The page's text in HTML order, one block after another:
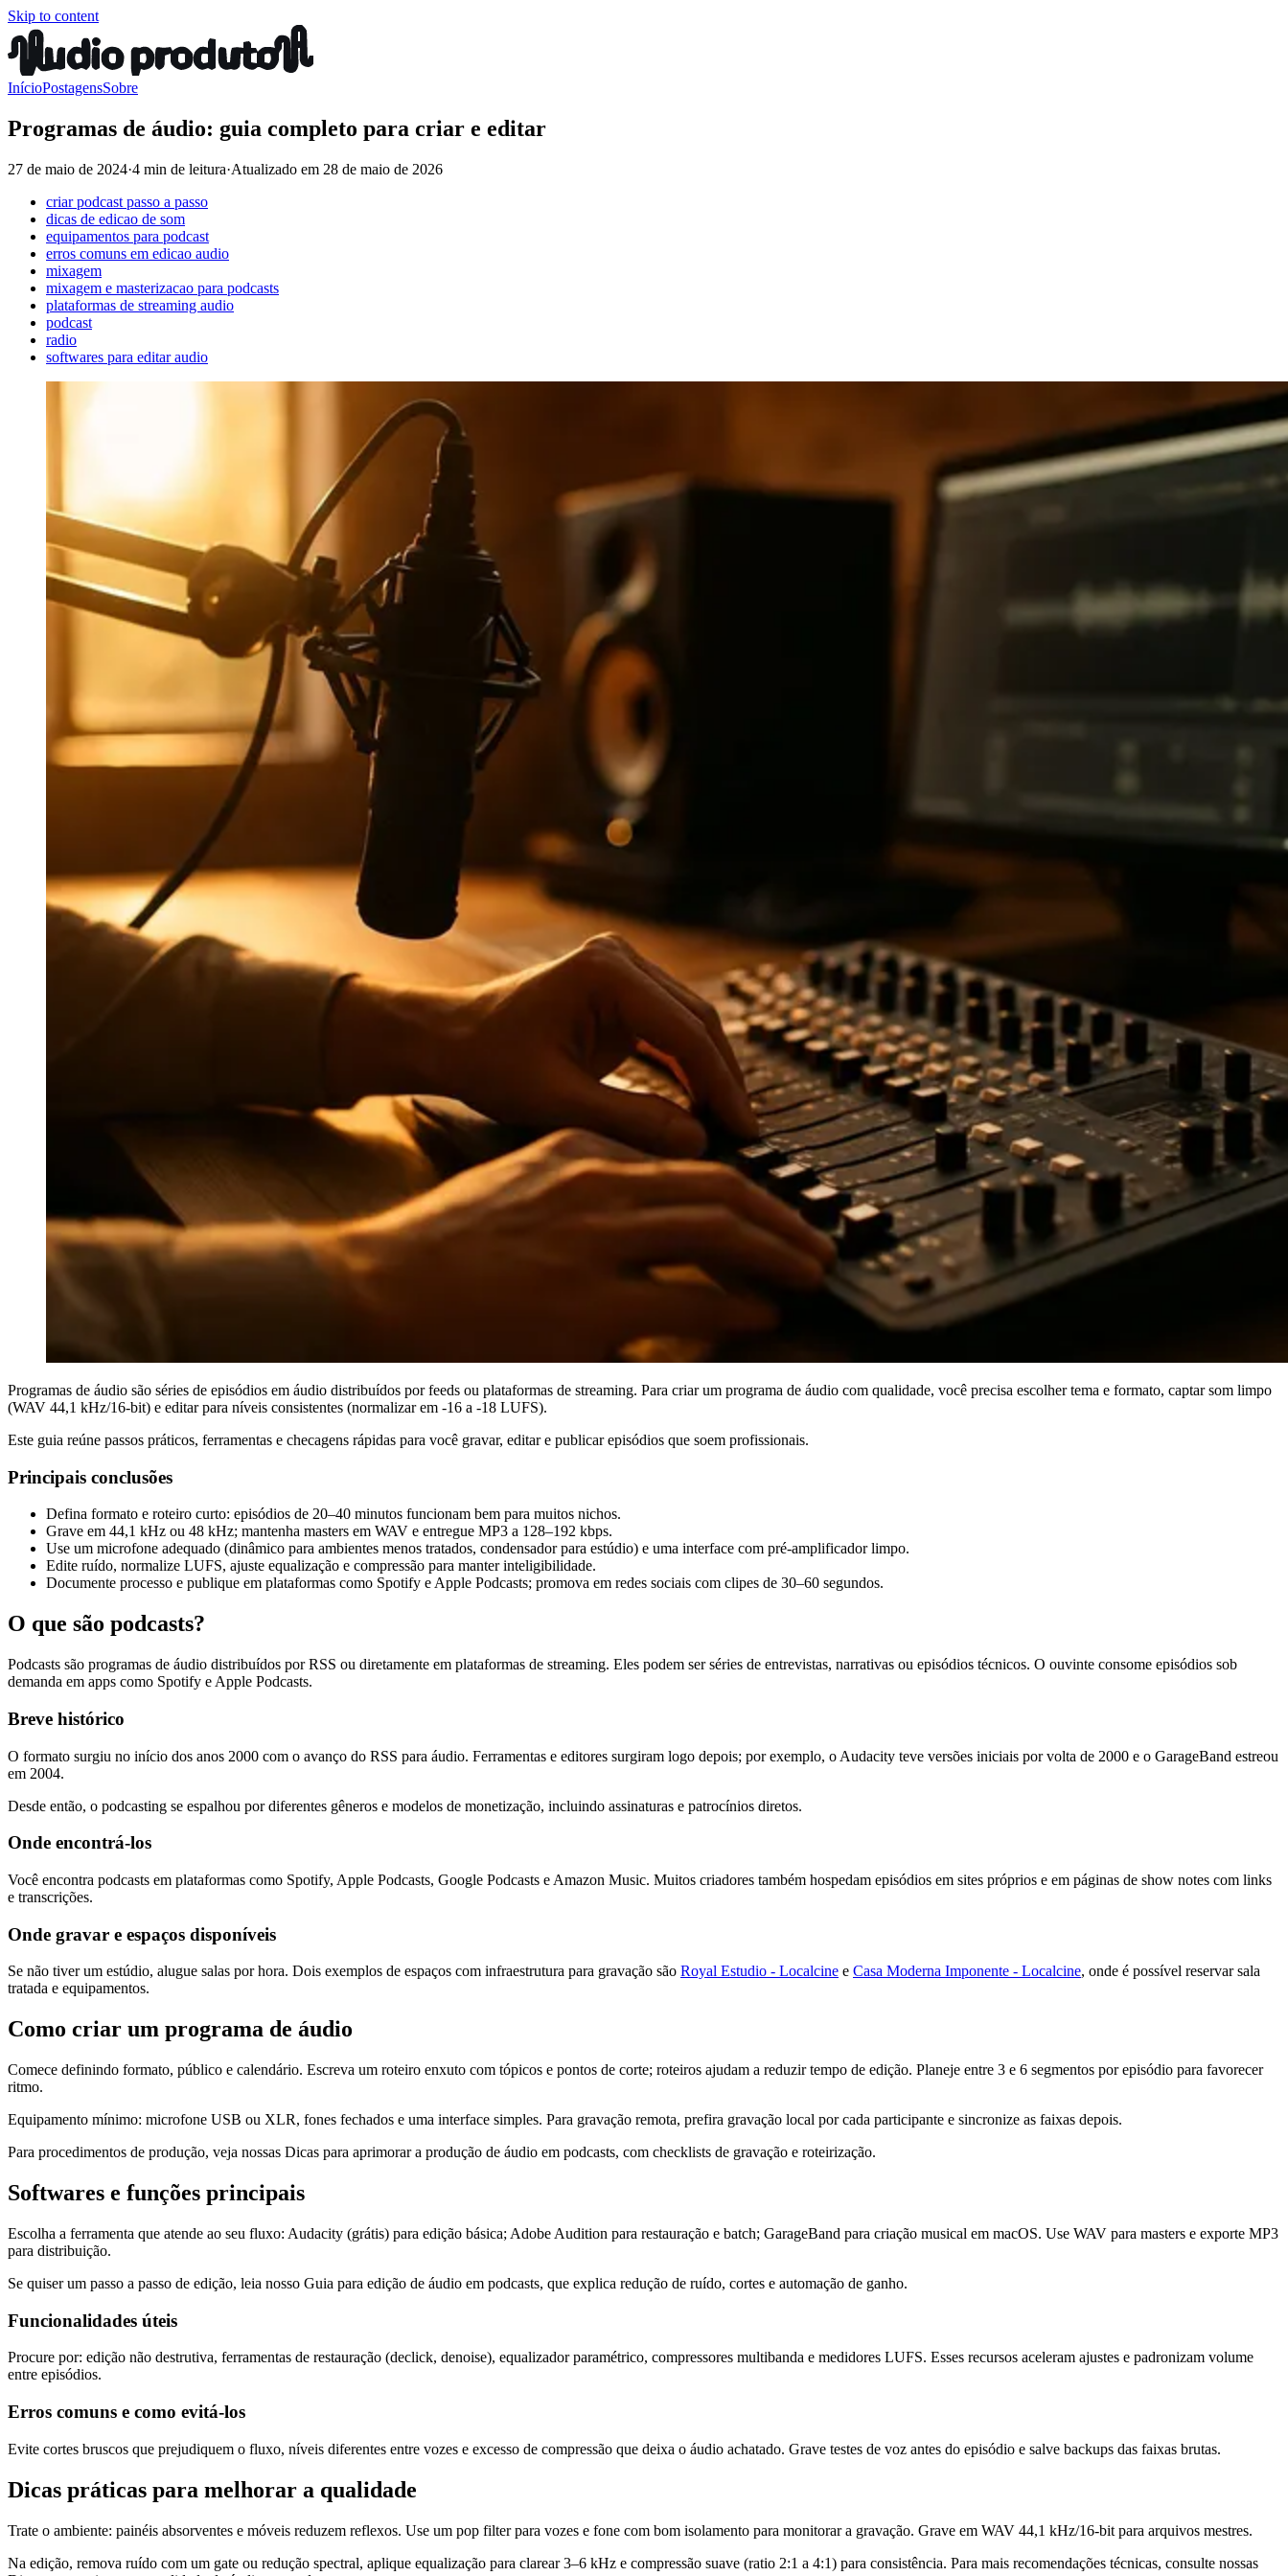
Skip to content
InícioPostagensSobre
Programas de áudio: guia completo para criar e editar
27 de maio de 2024·4 min de leitura·Atualizado em 28 de maio de 2026
criar podcast passo a passo
dicas de edicao de som
equipamentos para podcast
erros comuns em edicao audio
mixagem
mixagem e masterizacao para podcasts
plataformas de streaming audio
podcast
radio
softwares para editar audio
Programas de áudio são séries de episódios em áudio distribuídos por feeds ou plataformas de streaming. Para criar um programa de áudio com qualidade, você precisa escolher tema e formato, captar som limpo
(WAV 44,1 kHz/16-bit) e editar para níveis consistentes (normalizar em -16 a -18 LUFS).
Este guia reúne passos práticos, ferramentas e checagens rápidas para você gravar, editar e publicar episódios que soem profissionais.
Principais conclusões
Defina formato e roteiro curto: episódios de 20–40 minutos funcionam bem para muitos nichos.
Grave em 44,1 kHz ou 48 kHz; mantenha masters em WAV e entregue MP3 a 128–192 kbps.
Use um microfone adequado (dinâmico para ambientes menos tratados, condensador para estúdio) e uma interface com pré-amplificador limpo.
Edite ruído, normalize LUFS, ajuste equalização e compressão para manter inteligibilidade.
Documente processo e publique em plataformas como Spotify e Apple Podcasts; promova em redes sociais com clipes de 30–60 segundos.
O que são podcasts?
Podcasts são programas de áudio distribuídos por RSS ou diretamente em plataformas de streaming. Eles podem ser séries de entrevistas, narrativas ou episódios técnicos. O ouvinte consome episódios sob
demanda em apps como Spotify e Apple Podcasts.
Breve histórico
O formato surgiu no início dos anos 2000 com o avanço do RSS para áudio. Ferramentas e editores surgiram logo depois; por exemplo, o Audacity teve versões iniciais por volta de 2000 e o GarageBand estreou
em 2004.
Desde então, o podcasting se espalhou por diferentes gêneros e modelos de monetização, incluindo assinaturas e patrocínios diretos.
Onde encontrá-los
Você encontra podcasts em plataformas como Spotify, Apple Podcasts, Google Podcasts e Amazon Music. Muitos criadores também hospedam episódios em sites próprios e em páginas de show notes com links
e transcrições.
Onde gravar e espaços disponíveis
Se não tiver um estúdio, alugue salas por hora. Dois exemplos de espaços com infraestrutura para gravação são Royal Estudio - Localcine e Casa Moderna Imponente - Localcine, onde é possível reservar sala
tratada e equipamentos.
Como criar um programa de áudio
Comece definindo formato, público e calendário. Escreva um roteiro enxuto com tópicos e pontos de corte; roteiros ajudam a reduzir tempo de edição. Planeje entre 3 e 6 segmentos por episódio para favorecer
ritmo.
Equipamento mínimo: microfone USB ou XLR, fones fechados e uma interface simples. Para gravação remota, prefira gravação local por cada participante e sincronize as faixas depois.
Para procedimentos de produção, veja nossas Dicas para aprimorar a produção de áudio em podcasts, com checklists de gravação e roteirização.
Softwares e funções principais
Escolha a ferramenta que atende ao seu fluxo: Audacity (grátis) para edição básica; Adobe Audition para restauração e batch; GarageBand para criação musical em macOS. Use WAV para masters e exporte MP3
para distribuição.
Se quiser um passo a passo de edição, leia nosso Guia para edição de áudio em podcasts, que explica redução de ruído, cortes e automação de ganho.
Funcionalidades úteis
Procure por: edição não destrutiva, ferramentas de restauração (declick, denoise), equalizador paramétrico, compressores multibanda e medidores LUFS. Esses recursos aceleram ajustes e padronizam volume
entre episódios.
Erros comuns e como evitá-los
Evite cortes bruscos que prejudiquem o fluxo, níveis diferentes entre vozes e excesso de compressão que deixa o áudio achatado. Grave testes de voz antes do episódio e salve backups das faixas brutas.
Dicas práticas para melhorar a qualidade
Trate o ambiente: painéis absorventes e móveis reduzem reflexos. Use um pop filter para vozes e fone com bom isolamento para monitorar a gravação. Grave em WAV 44,1 kHz/16-bit para arquivos mestres.
Na edição, remova ruído com um gate ou redução spectral, aplique equalização para clarear 3–6 kHz e compressão suave (ratio 2:1 a 4:1) para consistência. Para mais recomendações técnicas, consulte nossas